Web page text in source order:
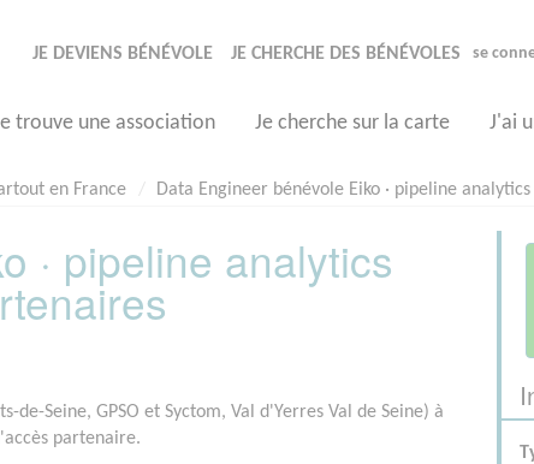
JE DEVIENS BÉNÉVOLE JE CHERCHE DES BÉNÉVOLES se
trouve une association Je cherche sur la carte J'ai
en France Data Engineer bénévole Eiko · pipeline
· pipeline analytics
Seine, GPSO et Syctom, Val d'Yerres Val de Seine) à
partenaire.